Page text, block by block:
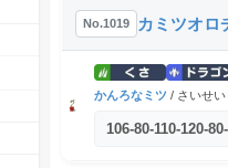
No.1019 カミツオロ
かんろなミツ / さいせ
106-80-110-120-80-